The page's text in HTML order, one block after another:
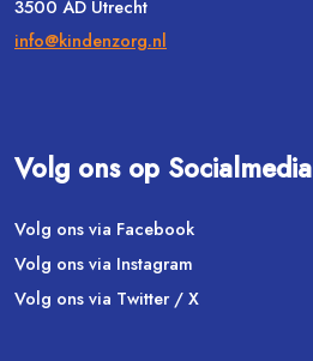
3500 AD Utrecht
info@kindenzorg.nl
Volg ons op Socialmedia
Volg ons via Facebook
Volg ons via Instagram
Volg ons via Twitter / X